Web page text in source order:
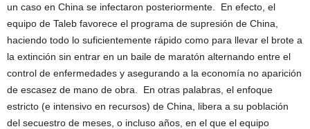
un caso en China se infectaron posteriormente. En efecto, el
equipo de Taleb favorece el programa de supresión de China,
haciendo todo lo suficientemente rápido como para llevar el brote a
la extinción sin entrar en un baile de maratón alternando entre el
control de enfermedades y asegurando a la economía no aparición
de escasez de mano de obra. En otras palabras, el enfoque
estricto (e intensivo en recursos) de China, libera a su población
del secuestro de meses, o incluso años, en el que el equipo